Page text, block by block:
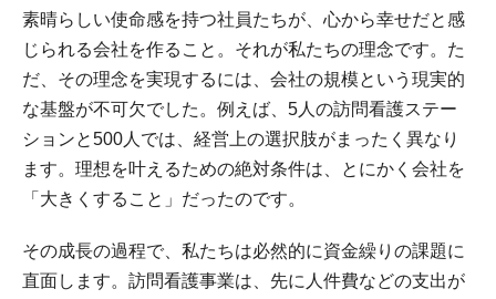
素晴らしい使命感を持つ社員たちが、心から幸せだと感
じられる会社を作ること。それが私たちの理念です。た
だ、その理念を実現するには、会社の規模という現実的
な基盤が不可欠でした。例えば、5人の訪問看護ステー
ションと500人では、経営上の選択肢がまったく異なり
ます。理想を叶えるための絶対条件は、とにかく会社を
「大きくすること」だったのです。
その成長の過程で、私たちは必然的に資金繰りの課題に
直面します。訪問看護事業は、先に人件費などの支出が